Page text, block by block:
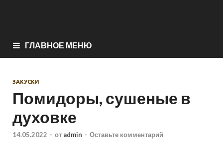
ГЛАВНОЕ МЕНЮ
ЗАКУСКИ
Помидоры, сушеные в
духовке
14.05.2022 - от admin - Оставьте комментарий